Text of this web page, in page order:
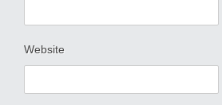
Website